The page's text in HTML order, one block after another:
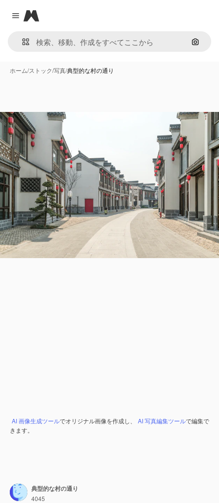
Close menu
Magnific
画像で
ホーム/ストック/写真/典型的な村の通り
AI 画像生成ツールでオリジナル画像を作成し、 AI 写真編集ツールで編集で
きます。
典型的な村の通り
4045